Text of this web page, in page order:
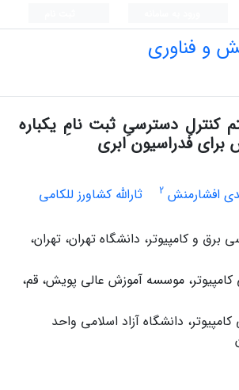
و فناوری
کنترلِ دسترسیِ ثبت نامِ یکباره
برای فدراسیون ابری
افشارمنش 2 ثارالله کشاورز للکامی
و کامپیوتر، دانشگاه تهران، تهران،
موسسه آموزش عالی پویش، قم،
دانشگاه آزاد اسلامی واحد